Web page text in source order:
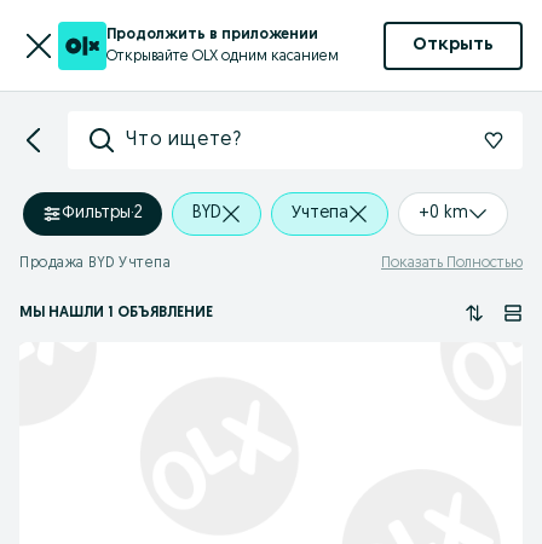
Продолжить в приложении
Открывайте OLX одним касанием
Открыть
Что ищете?
Фильтры·2 BYD Учтепа +0 km
Продажа BYD Учтепа Показать Полностью
МЫ НАШЛИ 1 ОБЪЯВЛЕНИЕ